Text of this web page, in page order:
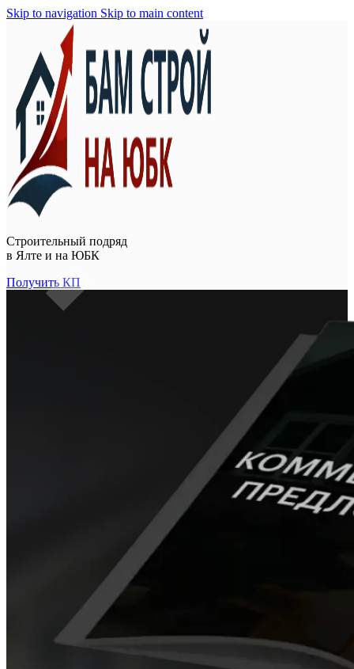
Skip to navigation Skip to main content
Строительный подряд
в Ялте и на ЮБК
Получить КП